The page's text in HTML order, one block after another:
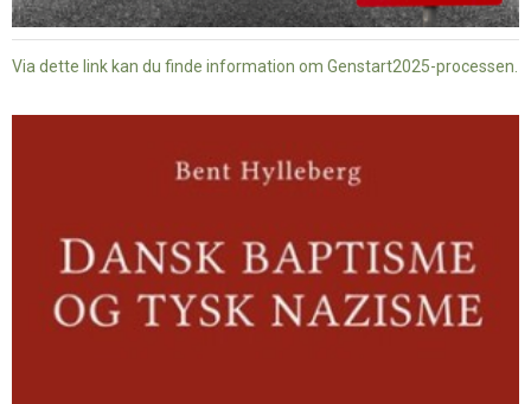
Via dette link kan du finde information om Genstart2025-processen.